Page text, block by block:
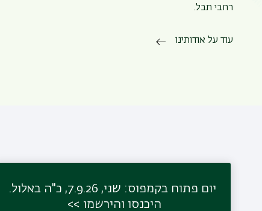
רחבי תבל.
עוד על אודותינו
יום פתוח בקמפוס: שני, 7.9.26, כ"ה באלול.
היכנסו והירשמו